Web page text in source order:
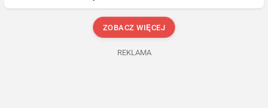
ZOBACZ WIĘCEJ
REKLAMA